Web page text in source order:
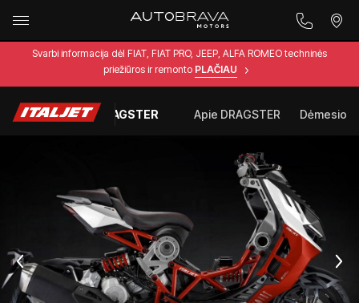
Svarbi informacija dėl FIAT, FIAT PRO, JEEP, ALFA ROMEO techninės
priežiūros ir remonto PLAČIAU
Italjet DRAGSTER Apie DRAGSTER Dėmesio